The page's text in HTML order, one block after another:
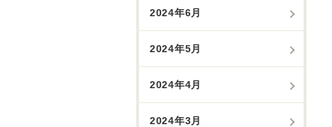
2024年6月
2024年5月
2024年4月
2024年3月